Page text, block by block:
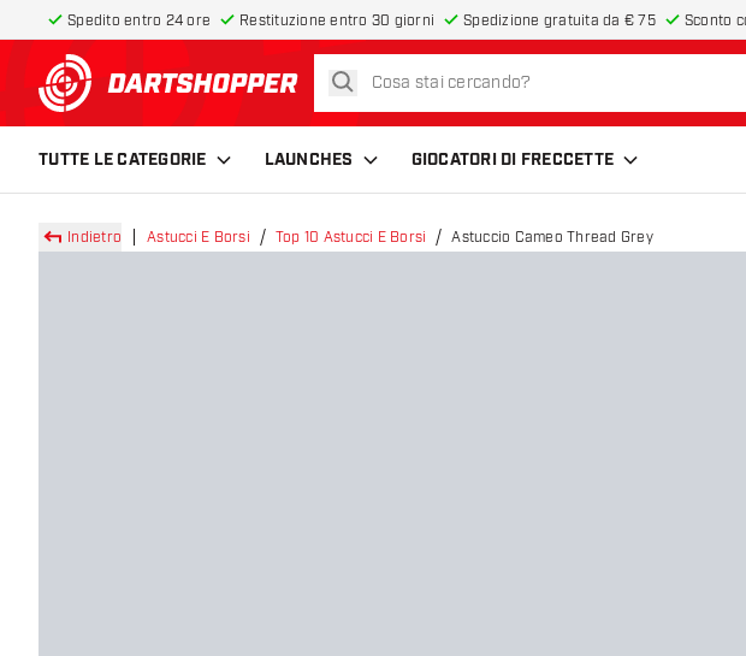
Spedito entro 24 ore Restituzione entro 30 giorni Spedizione gratuita da € 75 Sconto
torna alla home page
cerca
TUTTE LE CATEGORIE LAUNCHES GIOCATORI DI FRECCETTE
Indietro Astucci E Borsi Top 10 Astucci E Borsi Astuccio Cameo Thread Grey